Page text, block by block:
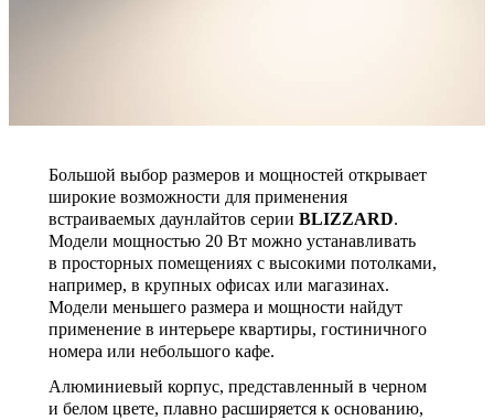
Большой выбор размеров и мощностей открывает
широкие возможности для применения
встраиваемых даунлайтов серии BLIZZARD.
Модели мощностью 20 Вт можно устанавливать
в просторных помещениях с высокими потолками,
например, в крупных офисах или магазинах.
Модели меньшего размера и мощности найдут
применение в интерьере квартиры, гостиничного
номера или небольшого кафе.
Алюминиевый корпус, представленный в черном
и белом цвете, плавно расширяется к основанию,